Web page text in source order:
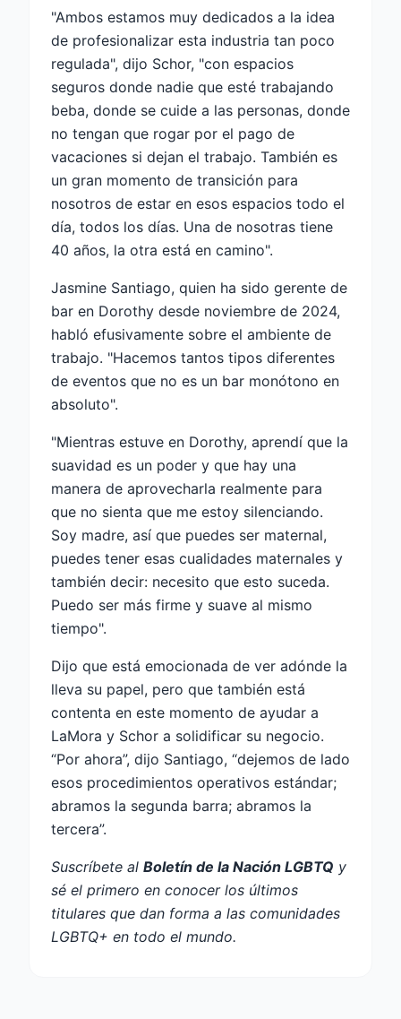
"Ambos estamos muy dedicados a la idea
de profesionalizar esta industria tan poco
regulada", dijo Schor, "con espacios
seguros donde nadie que esté trabajando
beba, donde se cuide a las personas, donde
no tengan que rogar por el pago de
vacaciones si dejan el trabajo. También es
un gran momento de transición para
nosotros de estar en esos espacios todo el
día, todos los días. Una de nosotras tiene
40 años, la otra está en camino".
Jasmine Santiago, quien ha sido gerente de
bar en Dorothy desde noviembre de 2024,
habló efusivamente sobre el ambiente de
trabajo. "Hacemos tantos tipos diferentes
de eventos que no es un bar monótono en
absoluto".
"Mientras estuve en Dorothy, aprendí que la
suavidad es un poder y que hay una
manera de aprovecharla realmente para
que no sienta que me estoy silenciando.
Soy madre, así que puedes ser maternal,
puedes tener esas cualidades maternales y
también decir: necesito que esto suceda.
Puedo ser más firme y suave al mismo
tiempo".
Dijo que está emocionada de ver adónde la
lleva su papel, pero que también está
contenta en este momento de ayudar a
LaMora y Schor a solidificar su negocio.
“Por ahora”, dijo Santiago, “dejemos de lado
esos procedimientos operativos estándar;
abramos la segunda barra; abramos la
tercera”.
Suscríbete al Boletín de la Nación LGBTQ y
sé el primero en conocer los últimos
titulares que dan forma a las comunidades
LGBTQ+ en todo el mundo.